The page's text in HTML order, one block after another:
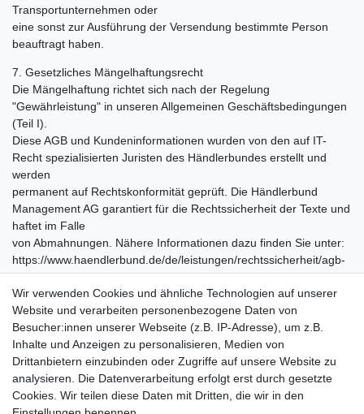
Transportunternehmen oder
eine sonst zur Ausführung der Versendung bestimmte Person
beauftragt haben.
7. Gesetzliches Mängelhaftungsrecht
Die Mängelhaftung richtet sich nach der Regelung
"Gewährleistung" in unseren Allgemeinen Geschäftsbedingungen
(Teil I).
Diese AGB und Kundeninformationen wurden von den auf IT-
Recht spezialisierten Juristen des Händlerbundes erstellt und
werden
permanent auf Rechtskonformität geprüft. Die Händlerbund
Management AG garantiert für die Rechtssicherheit der Texte und
haftet im Falle
von Abmahnungen. Nähere Informationen dazu finden Sie unter:
https://www.haendlerbund.de/de/leistungen/rechtssicherheit/agb-
service.
letzte Aktualisierung: 22.10.2024
Wir verwenden Cookies und ähnliche Technologien auf unserer
Website und verarbeiten personenbezogene Daten von
Besucher:innen unserer Webseite (z.B. IP-Adresse), um z.B.
Inhalte und Anzeigen zu personalisieren, Medien von
Drittanbietern einzubinden oder Zugriffe auf unsere Website zu
analysieren. Die Datenverarbeitung erfolgt erst durch gesetzte
Cookies. Wir teilen diese Daten mit Dritten, die wir in den
Service
Zahlungarten
Versandkosten